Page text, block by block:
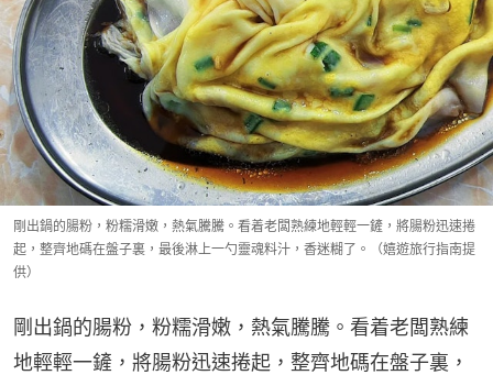
剛出鍋的腸粉，粉糯滑嫩，熱氣騰騰。看着老闆熟練地輕輕一鏟，將腸粉迅速捲
起，整齊地碼在盤子裏，最後淋上一勺靈魂料汁，香迷糊了。（嬉遊旅行指南提
供）
剛出鍋的腸粉，粉糯滑嫩，熱氣騰騰。看着老闆熟練
地輕輕一鏟，將腸粉迅速捲起，整齊地碼在盤子裏，